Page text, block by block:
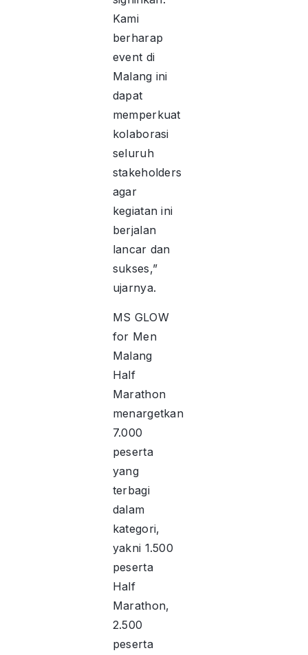
Kami
berharap
event di
Malang ini
dapat
memperkuat
kolaborasi
seluruh
stakeholders
agar
kegiatan ini
berjalan
lancar dan
sukses,”
ujarnya.
MS GLOW
for Men
Malang
Half
Marathon
menargetkan
7.000
peserta
yang
terbagi
dalam
kategori,
yakni 1.500
peserta
Half
Marathon,
2.500
peserta